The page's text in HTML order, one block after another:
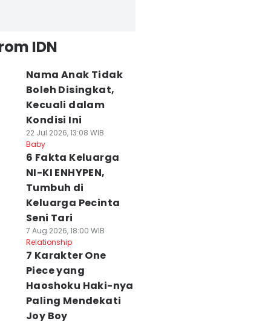
IDN
Nama Anak Tidak
Boleh Disingkat,
Kecuali dalam
Kondisi Ini
22 Jul 2026, 13:08 WIB
Baby
6 Fakta Keluarga
NI-KI ENHYPEN,
Tumbuh di
Keluarga Pecinta
Seni Tari
7 Aug 2026, 18:00 WIB
Relationship
7 Karakter One
Piece yang
Haoshoku Haki-nya
Paling Mendekati
Joy Boy